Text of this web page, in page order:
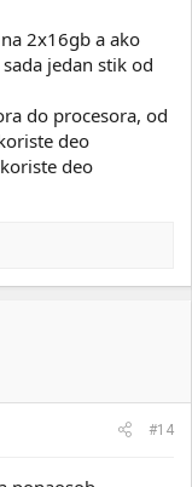
2x16gb a ako
jedan stik od
do procesora, od
deo
deo
#14